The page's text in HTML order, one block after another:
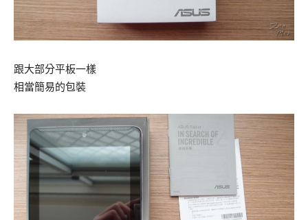
跟大部分平板一樣
相當簡易的包裝